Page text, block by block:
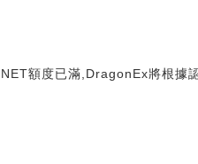
額度已滿,DragonEx將根據